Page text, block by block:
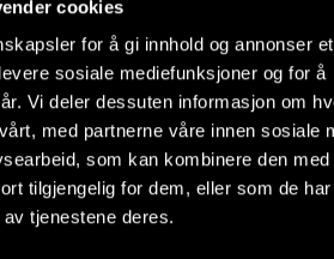
cookies
for å gi innhold og annonser et
sosiale mediefunksjoner og for å
Vi deler dessuten informasjon om
med partnerne våre innen sosiale
som kan kombinere den med
tilgjengelig for dem, eller som de
tjenestene deres.